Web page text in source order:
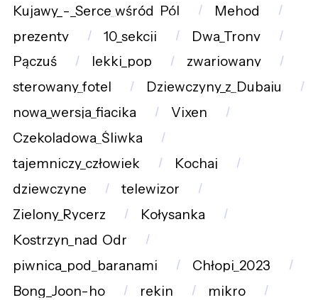
Kujawy_-_Serce_wśród_Pól
Mehod
prezenty
10_sekcji
Dwa_Trony
Pączuś
lekki_pop
zwariowany
sterowany_fotel
Dziewczyny_z_Dubaju
nowa_wersja_fiacika
Vixen
Czekoladowa_Śliwka
tajemniczy_człowiek
Kochaj
dziewczyne
telewizor
Zielony_Rycerz
Kołysanka
Kostrzyn_nad_Odr
piwnica_pod_baranami
Chłopi_2023
Bong_Joon-ho
rekin
mikro